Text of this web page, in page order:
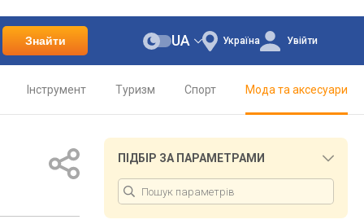
Знайти Україна
UA Увійти
Інструмент Туризм Спорт Мода та аксесуари
ПІДБІР ЗА ПАРАМЕТРАМИ